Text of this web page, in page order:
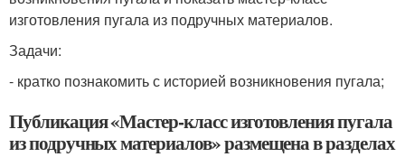
изготовления пугала из подручных материалов.
Задачи:
- кратко познакомить с историей возникновения пугала;
Публикация «Мастер-класс изготовления пугала
из подручных материалов» размещена в разделах